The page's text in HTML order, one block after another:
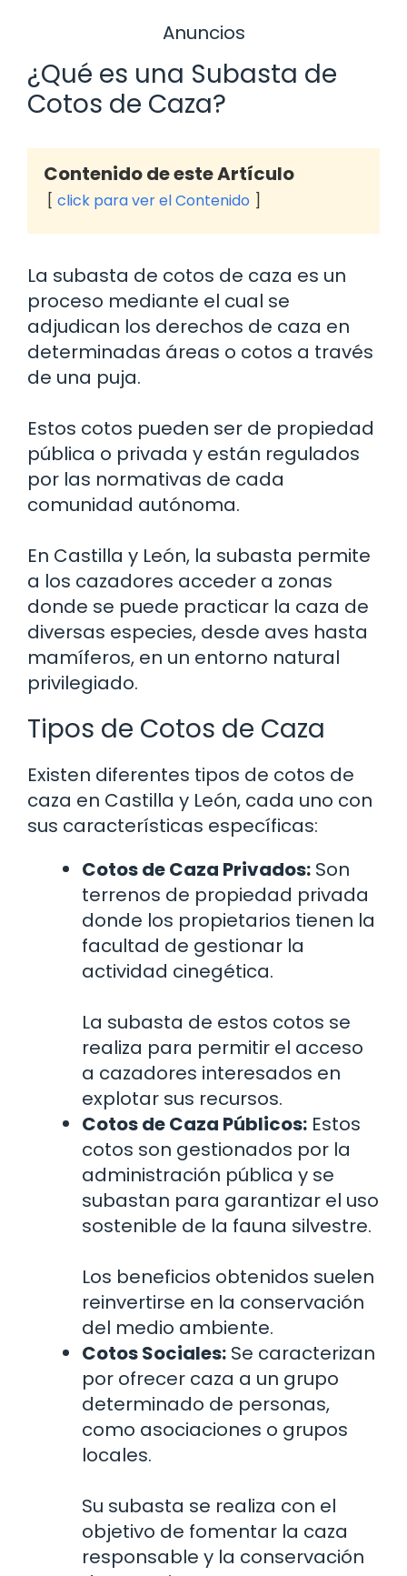
Anuncios
¿Qué es una Subasta de
Cotos de Caza?
Contenido de este Artículo
click para ver el Contenido
La subasta de cotos de caza es un
proceso mediante el cual se
adjudican los derechos de caza en
determinadas áreas o cotos a través
de una puja.
Estos cotos pueden ser de propiedad
pública o privada y están regulados
por las normativas de cada
comunidad autónoma.
En Castilla y León, la subasta permite
a los cazadores acceder a zonas
donde se puede practicar la caza de
diversas especies, desde aves hasta
mamíferos, en un entorno natural
privilegiado.
Tipos de Cotos de Caza
Existen diferentes tipos de cotos de
caza en Castilla y León, cada uno con
sus características específicas:
Cotos de Caza Privados: Son
terrenos de propiedad privada
donde los propietarios tienen la
facultad de gestionar la
actividad cinegética.
La subasta de estos cotos se
realiza para permitir el acceso
a cazadores interesados en
explotar sus recursos.
Cotos de Caza Públicos: Estos
cotos son gestionados por la
administración pública y se
subastan para garantizar el uso
sostenible de la fauna silvestre.
Los beneficios obtenidos suelen
reinvertirse en la conservación
del medio ambiente.
Cotos Sociales: Se caracterizan
por ofrecer caza a un grupo
determinado de personas,
como asociaciones o grupos
locales.
Su subasta se realiza con el
objetivo de fomentar la caza
responsable y la conservación